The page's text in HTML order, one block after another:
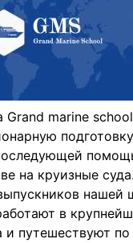
marine
на круизные
нашей
в
и путешествуют